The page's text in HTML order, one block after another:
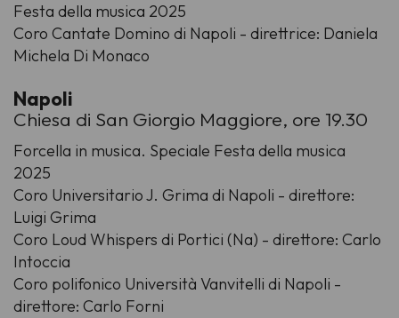
Festa della musica 2025
Coro Cantate Domino di Napoli - direttrice: Daniela
Michela Di Monaco
Napoli
Chiesa di San Giorgio Maggiore, ore 19.30
Forcella in musica. Speciale Festa della musica
2025
Coro Universitario J. Grima di Napoli - direttore:
Luigi Grima
Coro Loud Whispers di Portici (Na) - direttore: Carlo
Intoccia
Coro polifonico Università Vanvitelli di Napoli -
direttore: Carlo Forni